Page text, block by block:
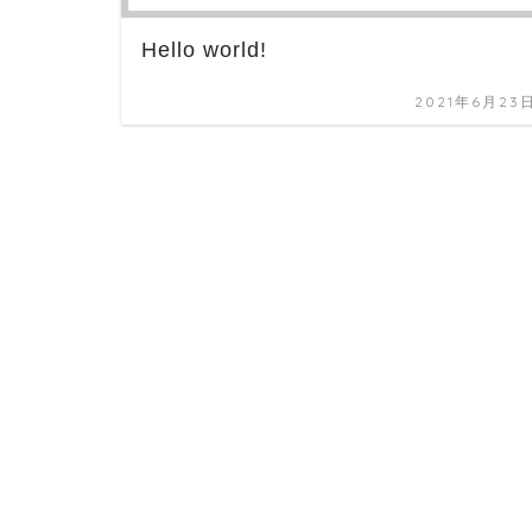
Hello world!
2021年6月23